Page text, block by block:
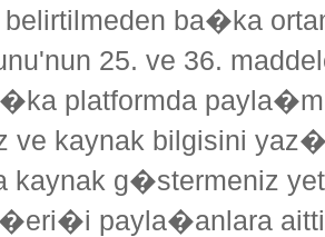
belirtilmeden ba�ka
25. ve 36.
platformda
ve kaynak bilgisini
g�stermeniz
payla�anlara